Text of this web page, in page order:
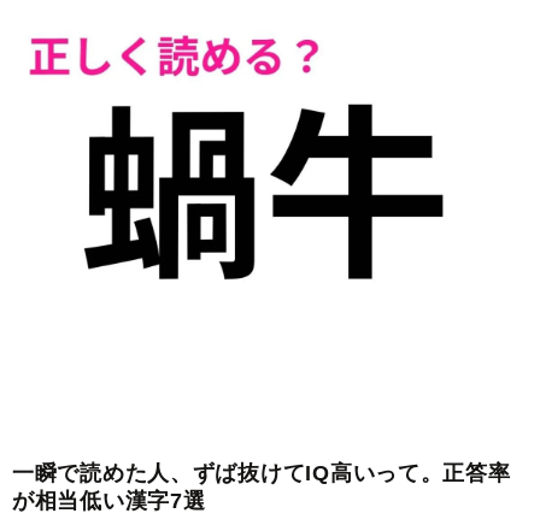
一瞬で読めた人、ずば抜けてIQ高いって。正答率
が相当低い漢字7選